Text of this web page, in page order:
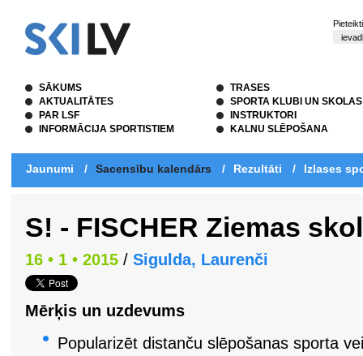
SĀKUMS
AKTUALITĀTES
PAR LSF
INFORMĀCIJA SPORTISTIEM
TRASES
SPORTA KLUBI UN SKOLAS
INSTRUKTORI
KALNU SLĒPOŠANA
Jaunumi / Sacensību kalendārs / Rezultāti / Izlases
S! - FISCHER Ziemas
16 • 1 • 2015 / Sigulda, Laurenči
Mērķis un uzdevums
Popularizēt distanču slēpošanas sporta